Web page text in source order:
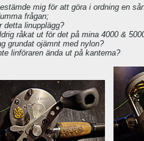
mig för att göra i ordning en
frågan;
detta linupplägg?
råkat ut för det på mina 4000 &
grundat ojämnt med nylon?
linföraren ända ut på kanterna?